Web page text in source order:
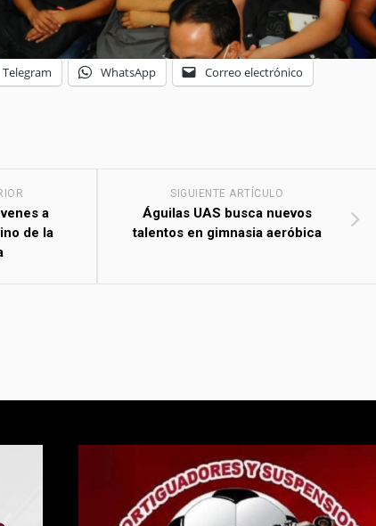
Telegram WhatsApp Correo electrónico
SIGUIENTE ARTÍCULO
Águilas UAS busca nuevos
talentos en gimnasia aeróbica
a
de la